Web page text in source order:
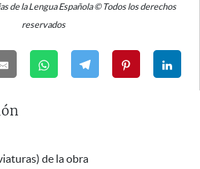
de la Lengua Española © Todos los derechos
reservados
de la obra